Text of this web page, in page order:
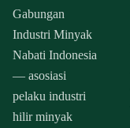
Gabungan
Industri Minyak
Nabati Indonesia
— asosiasi
pelaku industri
hilir minyak